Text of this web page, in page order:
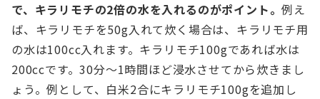
で、キラリモチの2倍の水を入れるのがポイント。例え
ば、キラリモチを50g入れて炊く場合は、キラリモチ用
の水は100cc入れます。キラリモチ100gであれば水は
200ccです。30分～1時間ほど浸水させてから炊きまし
ょう。例として、白米2合にキラリモチ100gを追加し